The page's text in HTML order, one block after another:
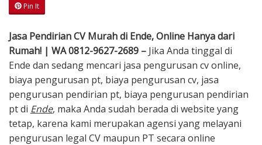
Pin It
Jasa Pendirian CV Murah di Ende, Online Hanya dari
Rumah! | WA 0812-9627-2689 – Jika Anda tinggal di
Ende dan sedang mencari jasa pengurusan cv online,
biaya pengurusan pt, biaya pengurusan cv, jasa
pengurusan pendirian pt, biaya pengurusan pendirian
pt di Ende, maka Anda sudah berada di website yang
tetap, karena kami merupakan agensi yang melayani
pengurusan legal CV maupun PT secara online